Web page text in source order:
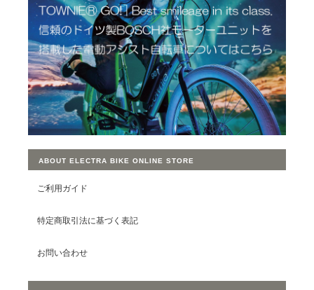
ABOUT ELECTRA BIKE ONLINE STORE
ご利用ガイド
特定商取引法に基づく表記
お問い合わせ